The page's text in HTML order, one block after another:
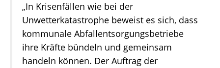
„In Krisenfällen wie bei der
Unwetterkatastrophe beweist es sich, dass
kommunale Abfallentsorgungsbetriebe
ihre Kräfte bündeln und gemeinsam
handeln können. Der Auftrag der